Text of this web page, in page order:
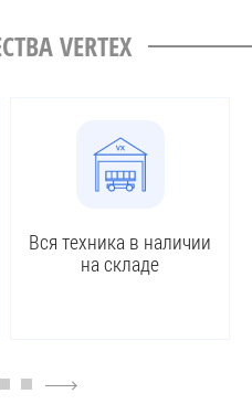
VERTEX
Вся техника в наличии
на складе
6